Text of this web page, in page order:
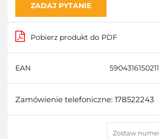
ZADAJ PYTANIE
Pobierz produkt do PDF
EAN 5904316150211
Zamówienie telefoniczne: 178522243